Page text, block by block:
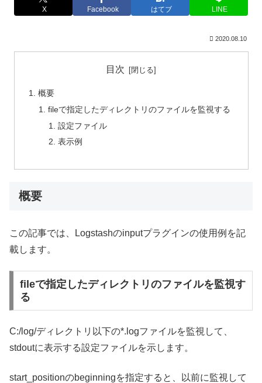
X Facebook はてブ LINE
2020.08.10
目次
概要
fileで指定したディレクトリのファイルを監視する
設定ファイル
表示例
概要
この記事では、Logstashのinputプラグインの使用例を記
載します。
fileで指定したディレクトリのファイルを監視す
る
C:/log/ディレクトリ以下の*.logファイルを監視して、
stdoutに表示する設定ファイルを示します。
start_positionのbeginningを指定すると、以前に監視して